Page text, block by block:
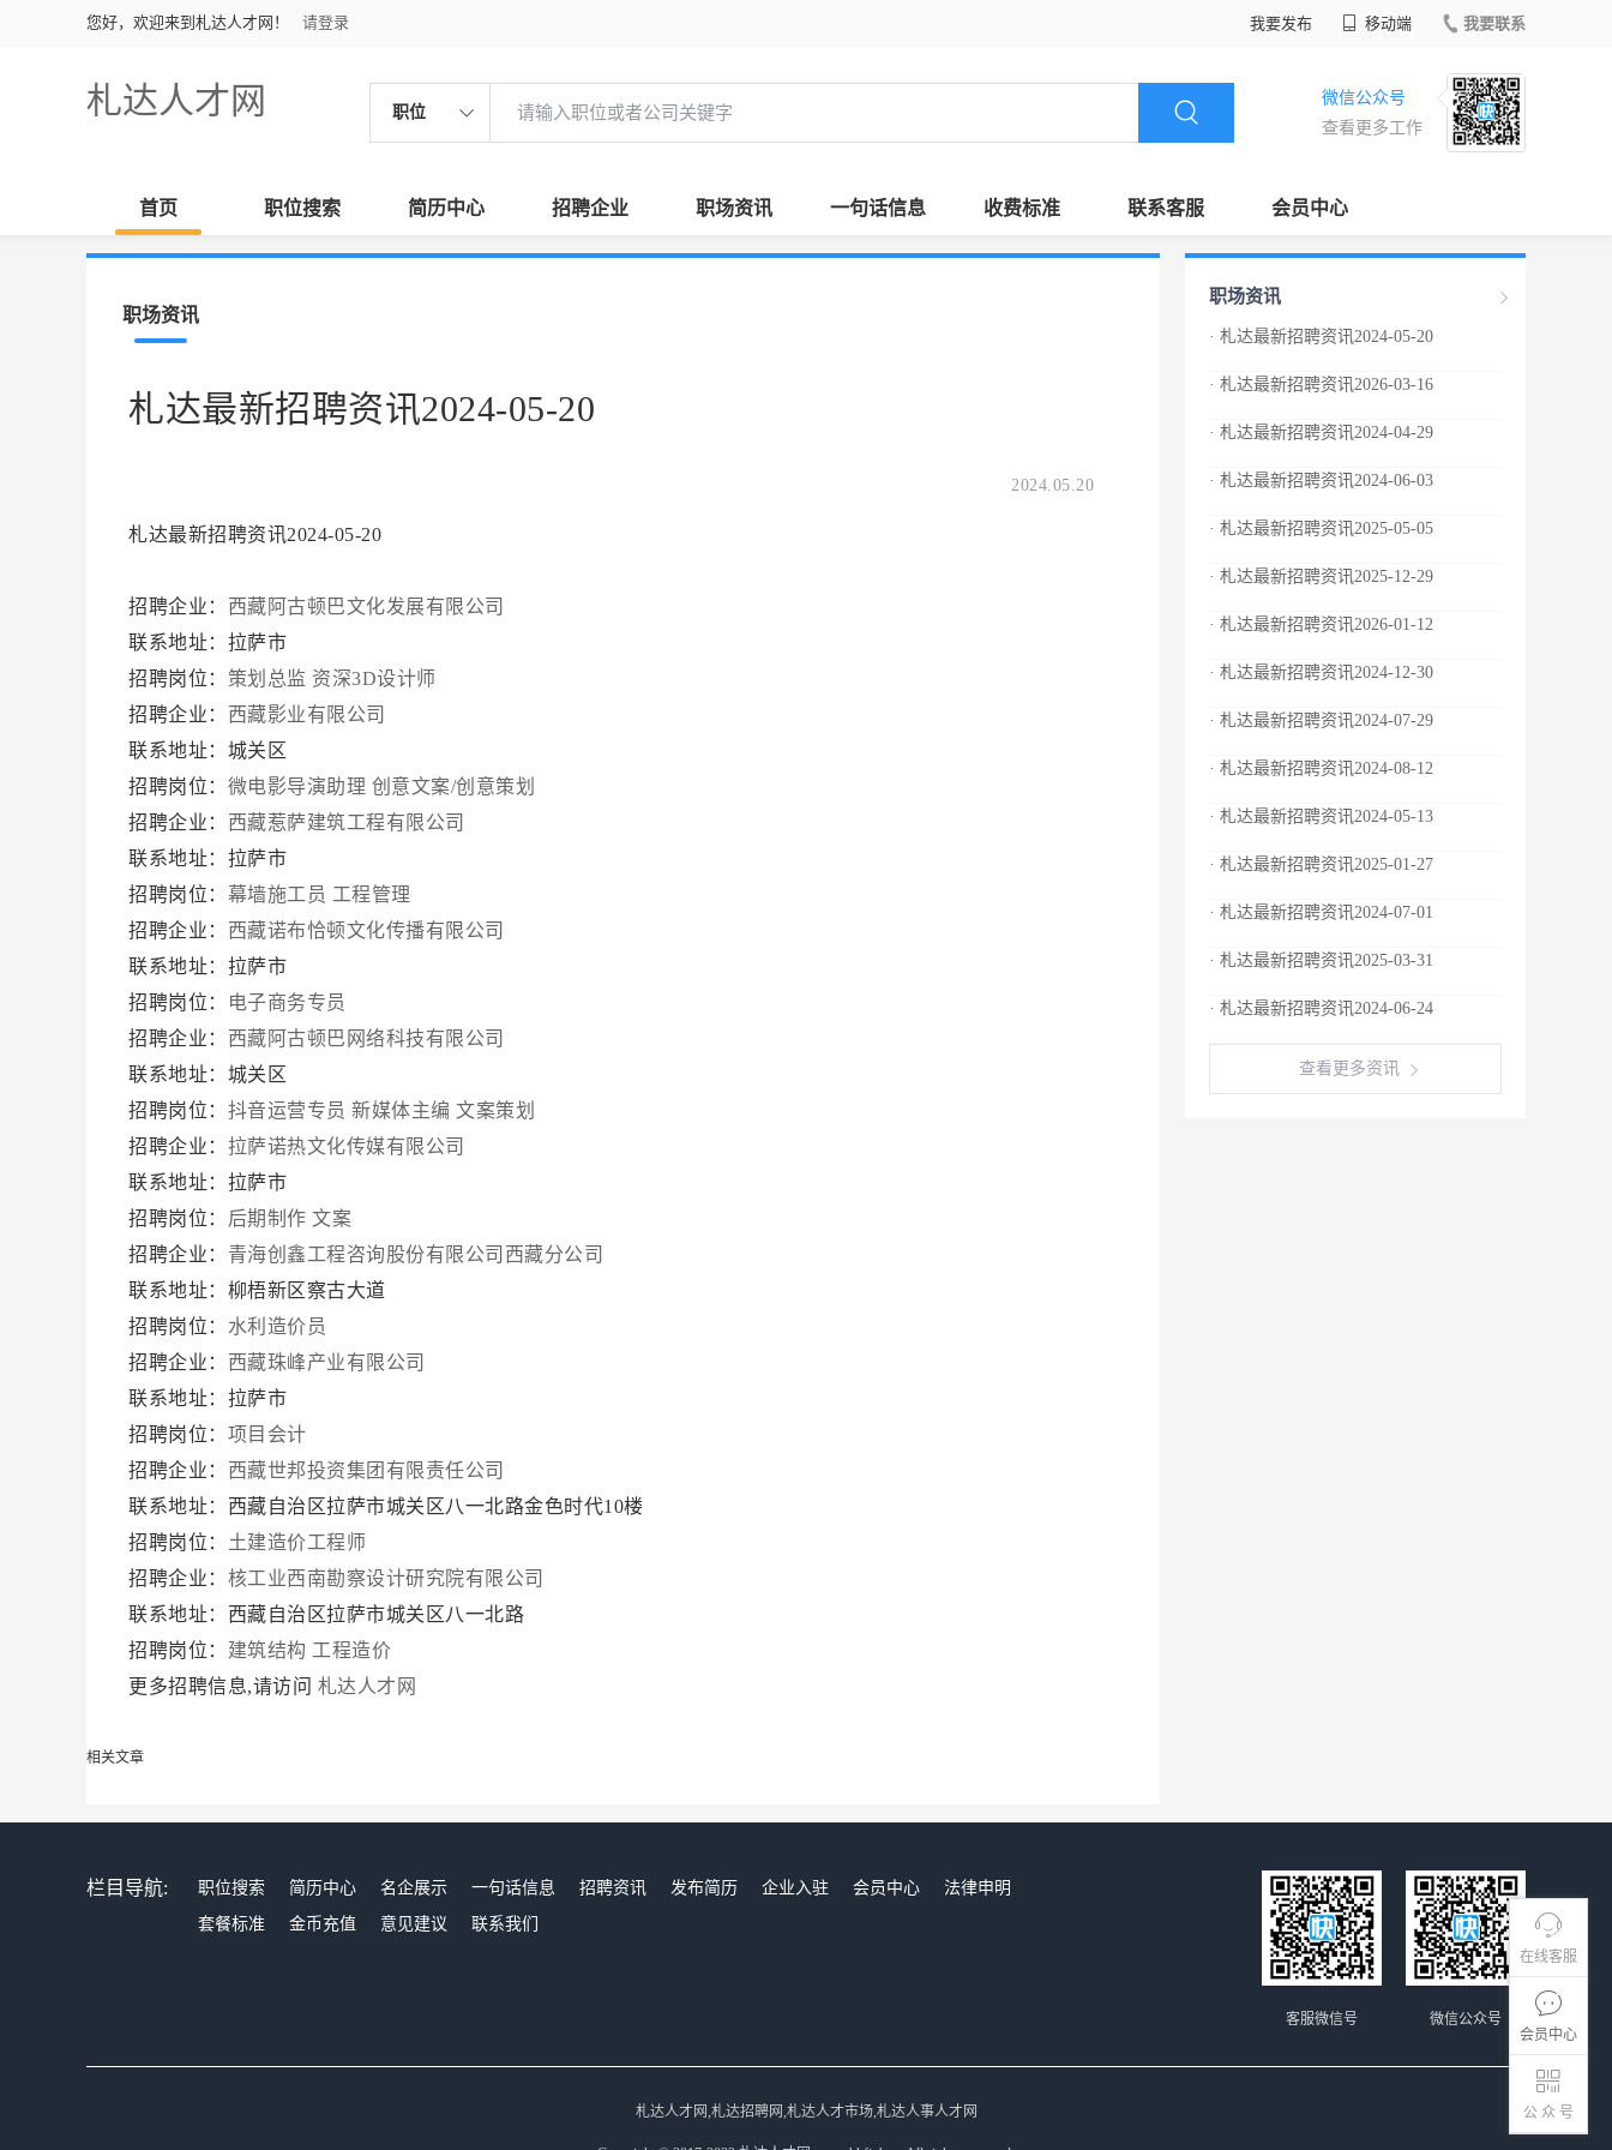
您好，欢迎来到札达人才网！ 请登录 我要发布 移动端 我要联系
札达人才网 职位
微信公众号
查看更多工作
首页 职位搜索 简历中心 招聘企业 职场资讯 一句话信息 收费标准 联系客服 会员中心
在线客服
会员中心
公 众 号
职场资讯
札达最新招聘资讯2024-05-20
2024.05.20
札达最新招聘资讯2024-05-20
招聘企业： 西藏阿古顿巴文化发展有限公司
联系地址：拉萨市
招聘岗位： 策划总监 资深3D设计师
招聘企业： 西藏影业有限公司
联系地址：城关区
招聘岗位： 微电影导演助理 创意文案/创意策划
招聘企业： 西藏惹萨建筑工程有限公司
联系地址：拉萨市
招聘岗位： 幕墙施工员 工程管理
招聘企业： 西藏诺布恰顿文化传播有限公司
联系地址：拉萨市
招聘岗位：
电子商务专员
招聘企业： 西藏阿古顿巴网络科技有限公司
联系地址：城关区
招聘岗位： 抖音运营专员 新媒体主编 文案策划
招聘企业： 拉萨诺热文化传媒有限公司
联系地址：拉萨市
招聘岗位： 后期制作 文案
招聘企业： 青海创鑫工程咨询股份有限公司西藏分公司
联系地址：柳梧新区察古大道
招聘岗位： 水利造价员
招聘企业： 西藏珠峰产业有限公司
联系地址：拉萨市
招聘岗位： 项目会计
招聘企业： 西藏世邦投资集团有限责任公司
联系地址：西藏自治区拉萨市城关区八一北路金色时代10楼
招聘岗位： 土建造价工程师
招聘企业： 核工业西南勘察设计研究院有限公司
联系地址：西藏自治区拉萨市城关区八一北路
招聘岗位： 建筑结构 工程造价
更多招聘信息,请访问 札达人才网
相关文章
职场资讯
· 札达最新招聘资讯2024-05-20
· 札达最新招聘资讯2026-03-16
· 札达最新招聘资讯2024-04-29
· 札达最新招聘资讯2024-06-03
· 札达最新招聘资讯2025-05-05
· 札达最新招聘资讯2025-12-29
· 札达最新招聘资讯2026-01-12
· 札达最新招聘资讯2024-12-30
· 札达最新招聘资讯2024-07-29
· 札达最新招聘资讯2024-08-12
· 札达最新招聘资讯2024-05-13
· 札达最新招聘资讯2025-01-27
· 札达最新招聘资讯2024-07-01
· 札达最新招聘资讯2025-03-31
· 札达最新招聘资讯2024-06-24
查看更多资讯
栏目导航: 职位搜索 简历中心 名企展示 一句话信息 招聘资讯 发布简历 企业入驻 会员中心
法律申明
套餐标准
金币充值 意见建议 联系我们
微信公众号
客服微信号
札达人才网,札达招聘网,札达人才市场,札达人事人才网